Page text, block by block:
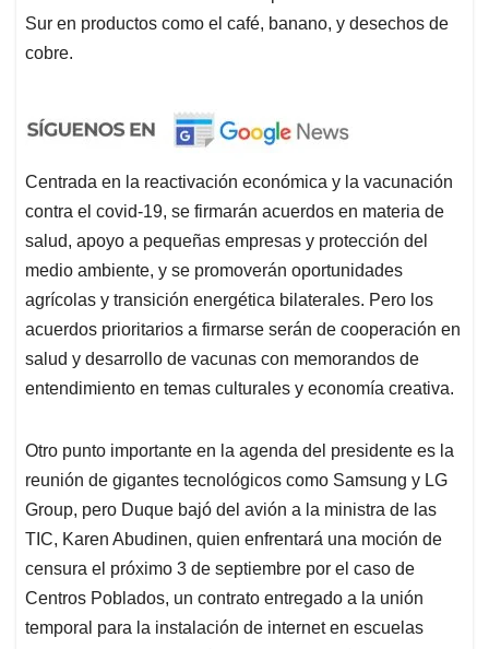
Sur en productos como el café, banano, y desechos de
cobre.
Centrada en la reactivación económica y la vacunación
contra el covid-19, se firmarán acuerdos en materia de
salud, apoyo a pequeñas empresas y protección del
medio ambiente, y se promoverán oportunidades
agrícolas y transición energética bilaterales. Pero los
acuerdos prioritarios a firmarse serán de cooperación en
salud y desarrollo de vacunas con memorandos de
entendimiento en temas culturales y economía creativa.
Otro punto importante en la agenda del presidente es la
reunión de gigantes tecnológicos como Samsung y LG
Group, pero Duque bajó del avión a la ministra de las
TIC, Karen Abudinen, quien enfrentará una moción de
censura el próximo 3 de septiembre por el caso de
Centros Poblados, un contrato entregado a la unión
temporal para la instalación de internet en escuelas